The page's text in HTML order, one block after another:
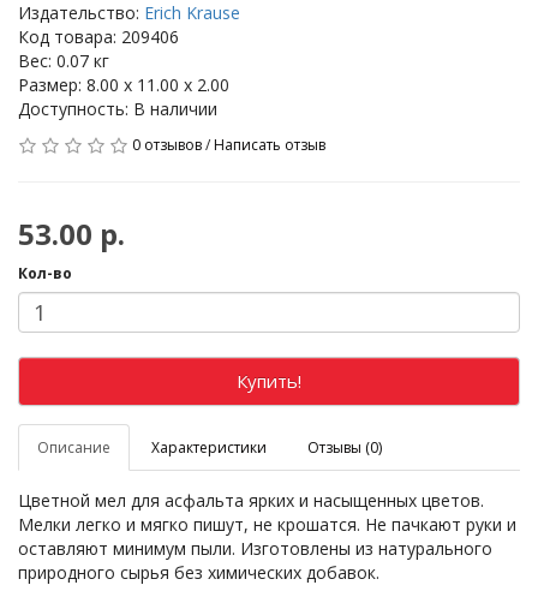
Издательство: Erich Krause
Код товара: 209406
Вес: 0.07 кг
Размер: 8.00 x 11.00 x 2.00
Доступность: В наличии
0 отзывов/Написать отзыв
53.00 р.
Кол-во
Купить!
Описание Характеристики Отзывы (0)
Цветной мел для асфальта ярких и насыщенных цветов.
Мелки легко и мягко пишут, не крошатся. Не пачкают руки и
оставляют минимум пыли. Изготовлены из натурального
природного сырья без химических добавок.